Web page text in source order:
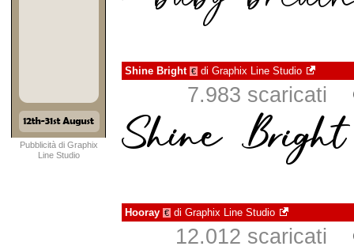
Pubblicità di Graphix
Line Studio
Shine Bright € di Graphix Line Studio
7.983 scaricati
Hooray € di Graphix Line Studio
12.012 scaricati